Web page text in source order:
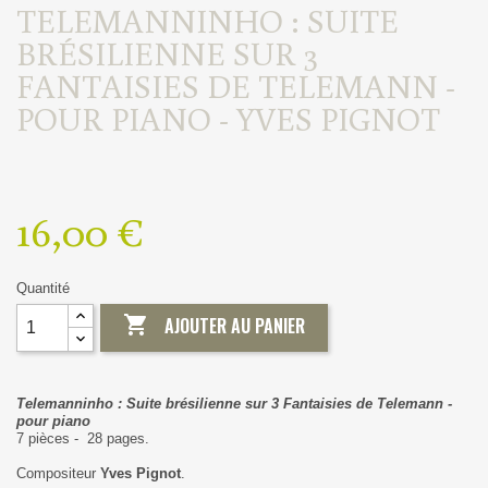
TELEMANNINHO : SUITE
BRÉSILIENNE SUR 3
FANTAISIES DE TELEMANN -
POUR PIANO - YVES PIGNOT
16,00 €
Quantité
 AJOUTER AU PANIER
Telemanninho : Suite brésilienne sur 3 Fantaisies de Telemann -
pour piano
7 pièces - 28 pages.
Compositeur Yves Pignot